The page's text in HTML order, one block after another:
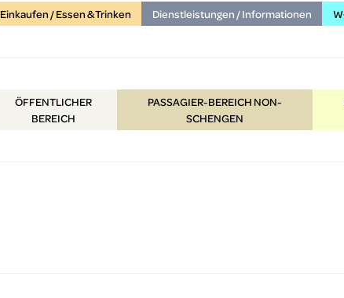
Einkaufen / Essen & Trinken Dienstleistungen / Informationen
ÖFFENTLICHER
BEREICH
PASSAGIER-BEREICH NON-
SCHENGEN